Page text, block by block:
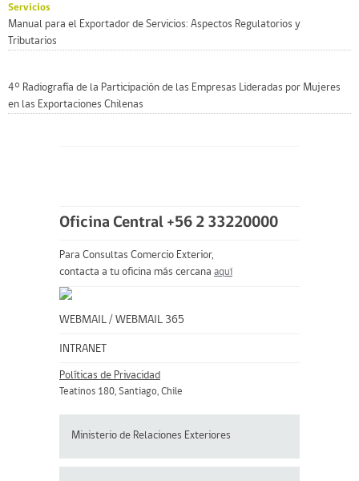
Servicios
Manual para el Exportador de Servicios: Aspectos Regulatorios y
Tributarios
4° Radiografía de la Participación de las Empresas Lideradas por Mujeres
en las Exportaciones Chilenas
Oficina Central +56 2 33220000
Para Consultas Comercio Exterior,
contacta a tu oficina más cercana aquí
WEBMAIL / WEBMAIL 365
INTRANET
Políticas de Privacidad
Teatinos 180, Santiago, Chile
Ministerio de Relaciones Exteriores